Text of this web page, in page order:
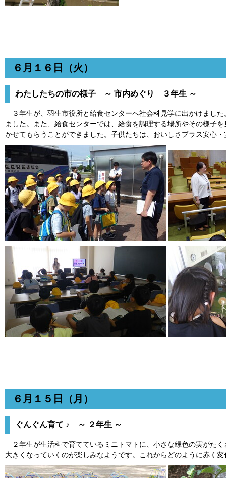
６月１６日（火）
わたしたちの市の様子 ～ 市内めぐり ３年生 ～
３年生が、羽生市役所と給食センターへ社会科見学に出かけまし
ました。また、給食センターでは、給食を調理する場所やその様子
かせてもらうことができました。子供たちは、おいしさプラス安心
６月１５日（月）
ぐんぐん育て ♪ ～ ２年生 ～
２年生が生活科で育てているミニトマトに、小さな緑色の実がた
大きくなっていくのが楽しみなようです。これからどのように赤く